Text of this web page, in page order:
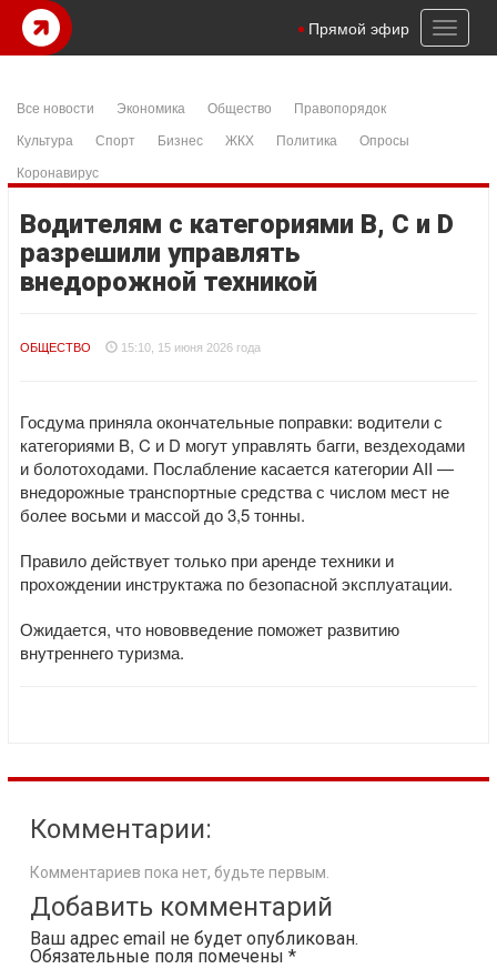
Toggle
Прямой эфир
Все новости Экономика Общество
Правопорядок
Культура
Спорт Бизнес ЖКХ Политика
Опросы
Коронавирус
Водителям с категориями В, С и D
разрешили управлять
внедорожной техникой
ОБЩЕСТВО 15:10, 15 июня 2026 года
Госдума приняла окончательные поправки: водители с
категориями B, C и D могут управлять багги, вездеходами
и болотоходами. Послабление касается категории АII —
внедорожные транспортные средства с числом мест не
более восьми и массой до 3,5 тонны.
Правило действует только при аренде техники и
прохождении инструктажа по безопасной эксплуатации.
Ожидается, что нововведение поможет развитию
внутреннего туризма.
Комментарии:
Комментариев пока нет, будьте первым.
Добавить комментарий
Ваш адрес email не будет опубликован.
Обязательные поля помечены *